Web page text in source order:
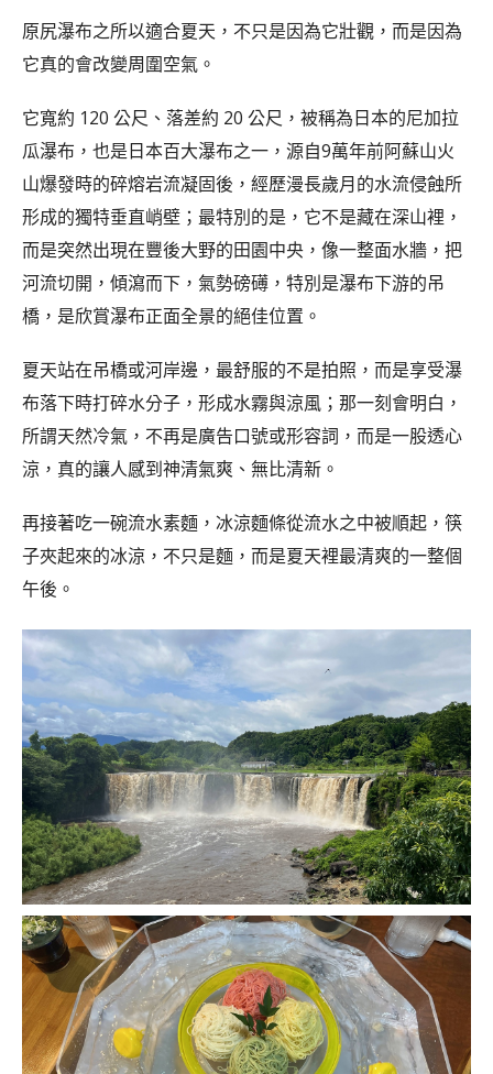
原尻瀑布之所以適合夏天，不只是因為它壯觀，而是因為
它真的會改變周圍空氣。
它寬約 120 公尺、落差約 20 公尺，被稱為日本的尼加拉
瓜瀑布，也是日本百大瀑布之一，源自9萬年前阿蘇山火
山爆發時的碎熔岩流凝固後，經歷漫長歲月的水流侵蝕所
形成的獨特垂直峭壁；最特別的是，它不是藏在深山裡，
而是突然出現在豐後大野的田園中央，像一整面水牆，把
河流切開，傾瀉而下，氣勢磅礡，特別是瀑布下游的吊
橋，是欣賞瀑布正面全景的絕佳位置。
夏天站在吊橋或河岸邊，最舒服的不是拍照，而是享受瀑
布落下時打碎水分子，形成水霧與涼風；那一刻會明白，
所謂天然冷氣，不再是廣告口號或形容詞，而是一股透心
涼，真的讓人感到神清氣爽、無比清新。
再接著吃一碗流水素麵，冰涼麵條從流水之中被順起，筷
子夾起來的冰涼，不只是麵，而是夏天裡最清爽的一整個
午後。